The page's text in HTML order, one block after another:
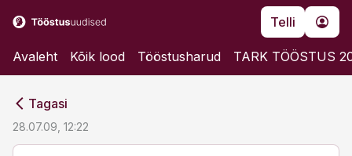
Telli
Avaleht Kõik lood Tööstusharud TARK TÖÖSTUS
Tagasi
28.07.09, 12:22